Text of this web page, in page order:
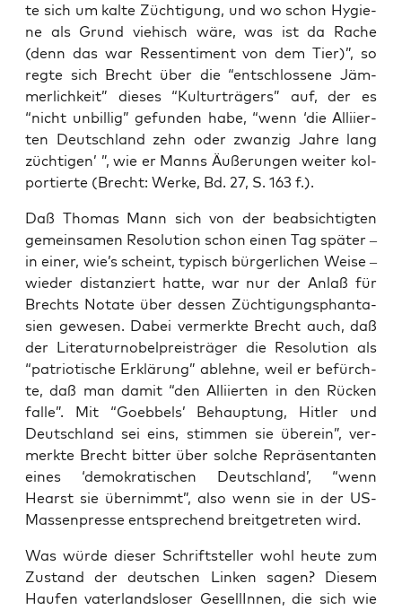
te sich um kal­te Züch­ti­gung, und wo schon Hygie­
ne als Grund vie­hisch wäre, was ist da Rache
(denn das war Res­sen­ti­ment von dem Tier)”, so
reg­te sich Brecht über die “ent­schlos­se­ne Jäm­
mer­lich­keit” die­ses “Kul­tur­trä­gers” auf, der es
“nicht unbil­lig” gefun­den habe, “wenn ‘die Alli­ier­
ten Deutsch­land zehn oder zwan­zig Jah­re lang
züch­ti­gen’ ”, wie er Manns Äuße­run­gen wei­ter kol­
por­tier­te (Brecht: Wer­ke, Bd. 27, S. 163 f.).
Daß Tho­mas Mann sich von der beab­sich­tig­ten
gemein­sa­men Reso­lu­ti­on schon einen Tag spä­ter –
in einer, wie’s scheint, typisch bür­ger­li­chen Wei­se –
wie­der distan­ziert hat­te, war nur der Anlaß für
Brechts Nota­te über des­sen Züch­ti­gungs­phan­ta­
sien gewe­sen. Dabei ver­merk­te Brecht auch, daß
der Lite­ra­tur­no­bel­preis­trä­ger die Reso­lu­ti­on als
“patrio­ti­sche Erklä­rung” ableh­ne, weil er befürch­
te, daß man damit “den Alli­ier­ten in den Rücken
fal­le”. Mit “Goeb­bels’ Behaup­tung, Hit­ler und
Deutsch­land sei eins, stim­men sie über­ein”, ver­
merk­te Brecht bit­ter über sol­che Reprä­sen­tan­ten
eines ‘demo­kra­ti­schen Deutsch­land’, “wenn
Hearst sie über­nimmt”, also wenn sie in der US-
Mas­sen­pres­se ent­spre­chend breit­ge­tre­ten wird.
Was wür­de die­ser Schrift­stel­ler wohl heu­te zum
Zustand der deut­schen Lin­ken sagen? Die­sem
Hau­fen vater­lands­lo­ser Gesel­lIn­nen, die sich wie